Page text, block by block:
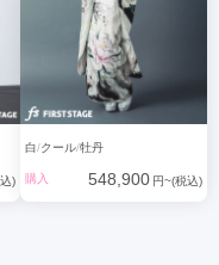
)
白 クール 牡丹
購入 548,900 円~(税込)